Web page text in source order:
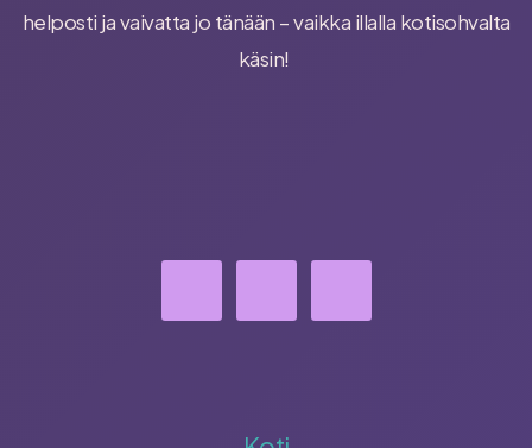
helposti ja vaivatta jo tänään – vaikka illalla kotisohvalta
käsin!